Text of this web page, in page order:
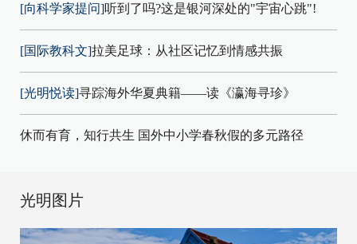
[向科学家提问]听到了吗?这是银河深处的"宇宙心跳"!
[国际教科文]拉美足球：从社区记忆到情感共振
[光明悦读]寻踪海外华夏典籍——读《瀛海寻珍》
休而有育，知行共生 国外中小学春秋假的多元路径
光明图片